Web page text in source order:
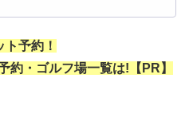
予約！
約・ゴルフ場一覧は!【PR】